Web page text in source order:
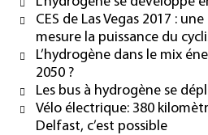
CES de Las Vegas 2017 :
mesure la puissance du
L’hydrogène dans le mix
2050 ?
Les bus à hydrogène se
Vélo électrique: 380
Delfast, c’est possible